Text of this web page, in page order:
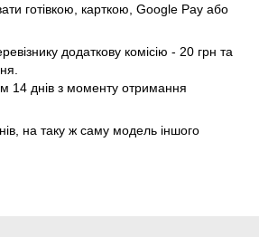
готівкою, карткою, Google Pay або
додаткову комісію - 20 грн та
14 днів з моменту отримання
на таку ж саму модель іншого